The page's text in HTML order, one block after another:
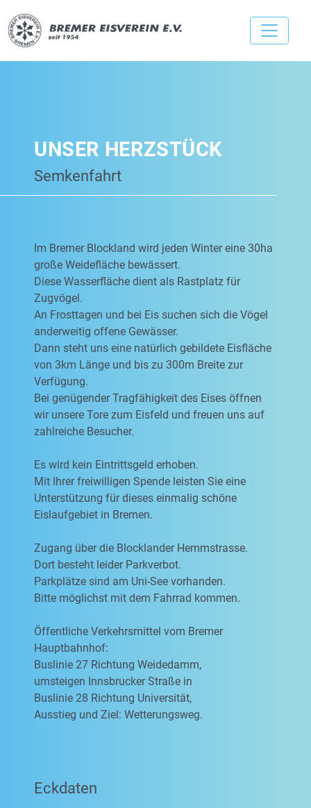
UNSER HERZSTÜCK
Semkenfahrt
Im Bremer Blockland wird jeden Winter eine 30ha
große Weidefläche bewässert.
Diese Wasserfläche dient als Rastplatz für
Zugvögel.
An Frosttagen und bei Eis suchen sich die Vögel
anderweitig offene Gewässer.
Dann steht uns eine natürlich gebildete Eisfläche
von 3km Länge und bis zu 300m Breite zur
Verfügung.
Bei genügender Tragfähigkeit des Eises öffnen
wir unsere Tore zum Eisfeld und freuen uns auf
zahlreiche Besucher.
Es wird kein Eintrittsgeld erhoben.
Mit Ihrer freiwilligen Spende leisten Sie eine
Unterstützung für dieses einmalig schöne
Eislaufgebiet in Bremen.
Zugang über die Blocklander Hemmstrasse.
Dort besteht leider Parkverbot.
Parkplätze sind am Uni-See vorhanden.
Bitte möglichst mit dem Fahrrad kommen.
Öffentliche Verkehrsmittel vom Bremer
Hauptbahnhof:
Buslinie 27 Richtung Weidedamm,
umsteigen Innsbrucker Straße in
Buslinie 28 Richtung Universität,
Ausstieg und Ziel: Wetterungsweg.
Eckdaten